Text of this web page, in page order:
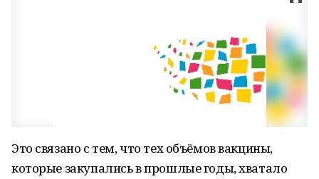
Это связано с тем, что тех объёмов вакцины,
которые закупались в прошлые годы, хватало